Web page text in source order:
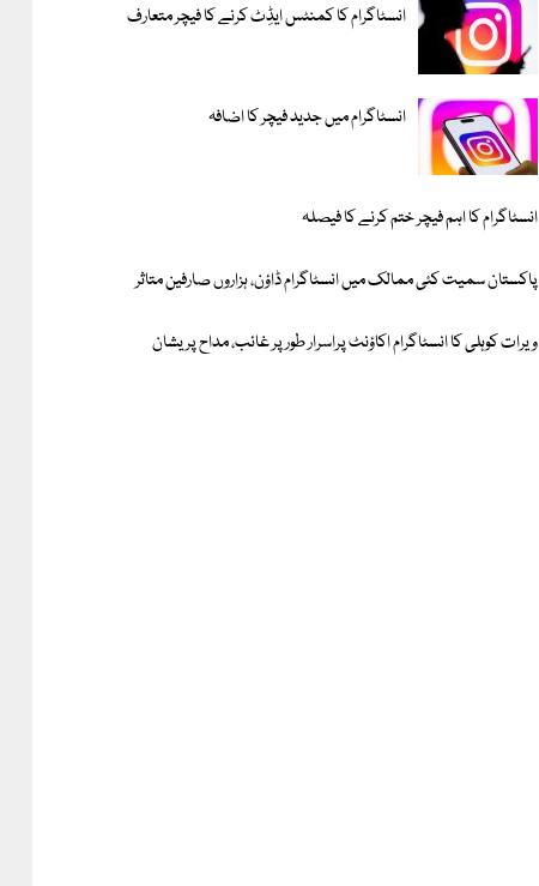
انسٹاگرام کا کمنٹس ایڈِٹ کرنے کا فیچر متعارف
انسٹاگرام میں جدید فیچر کا اضافہ
انسٹاگرام کا اہم فیچر ختم کرنے کا فیصلہ
پاکستان سمیت کئی ممالک میں انسٹاگرام ڈاؤن، ہزاروں صارفین متاثر
ویرات کوہلی کا انسٹاگرام اکاؤنٹ پراسرار طور پر غائب، مداح پریشان